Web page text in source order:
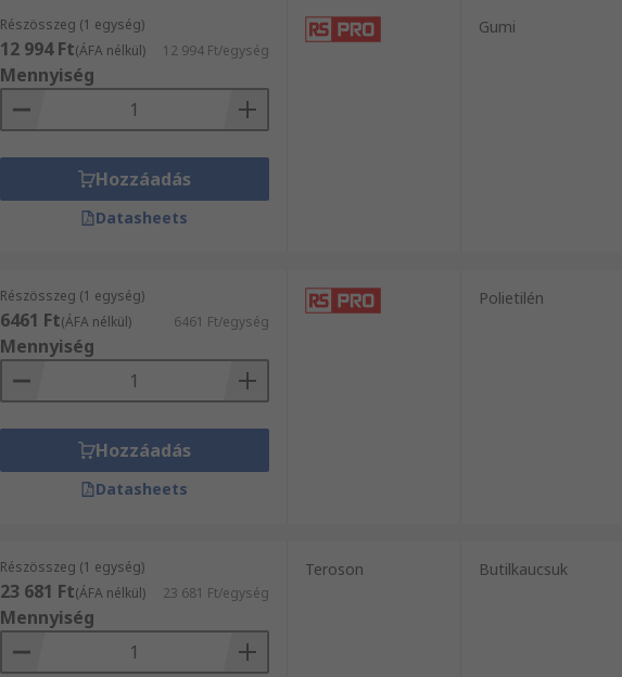
Részösszeg (1 egység)
12 994 Ft(ÁFA nélkül) 12 994 Ft/egység
Mennyiség
Hozzáadás
Datasheets
Gumi
Részösszeg (1 egység)
6461 Ft(ÁFA nélkül) 6461 Ft/egység
Mennyiség
Hozzáadás
Datasheets
Polietilén
Részösszeg (1 egység)
23 681 Ft(ÁFA nélkül) 23 681 Ft/egység
Mennyiség
Teroson Butilkaucsuk